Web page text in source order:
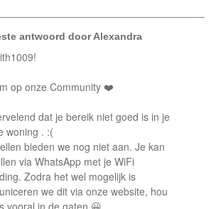
antwoord doorAlexandra
op onze Community ❤️
dat je bereik niet goed is in je
woning . :(
bieden we nog niet aan. Je kan
via WhatsApp met je WiFi
Zodra het wel mogelijk is
we dit via onze website, hou
vooral in de gaten 😀